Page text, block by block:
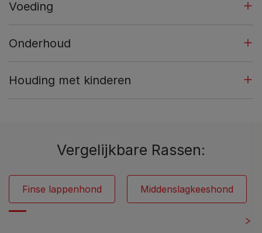
Voeding
Onderhoud
Houding met kinderen
Vergelijkbare Rassen:
Finse lappenhond Middenslagkeeshond